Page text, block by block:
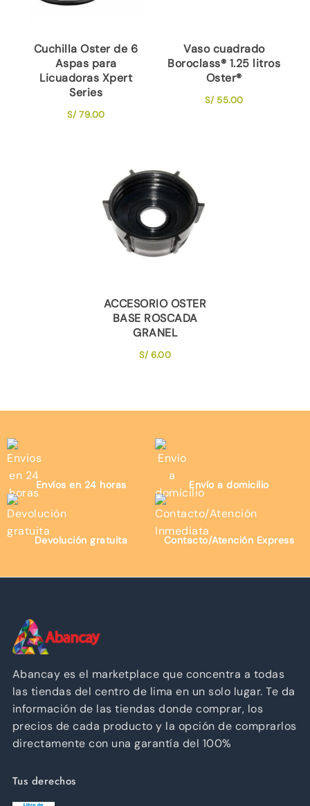
Cuchilla Oster de 6
Aspas para
Licuadoras Xpert
Series
S/79.00
Vaso cuadrado
Boroclass® 1.25 litros
Oster®
S/55.00
ACCESORIO OSTER
BASE ROSCADA
GRANEL
S/ 6.00
Envíos en 24 horas Envío a domicilio
Devolución gratuita Contacto/Atención Express
Abancay es el marketplace que concentra a todas
las tiendas del centro de lima en un solo lugar. Te da
información de las tiendas donde comprar, los
precios de cada producto y la opción de comprarlos
directamente con una garantía del 100%
Tus derechos